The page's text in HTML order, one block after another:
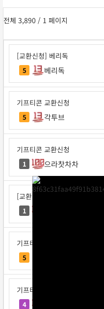
전체 3,890 / 1 페이지
[교환신청] 베리독
5 베리독
기프티콘 교환신청
5 각투브
기프티콘 교환신청
1 으라찻차차
[교환신청] 으라찻차차
1
기프티콘 교환신청
5
기프티콘 교환신청
4